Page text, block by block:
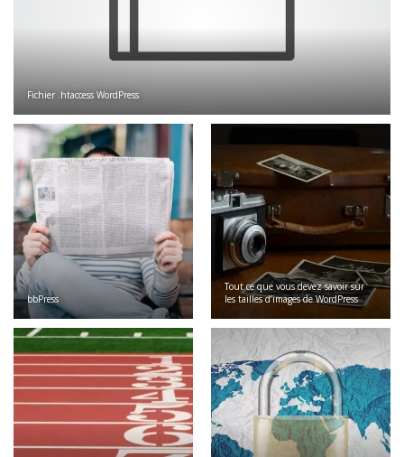
Fichier .htaccess WordPress
bbPress
Tout ce que vous devez savoir sur
les tailles d’images de WordPress